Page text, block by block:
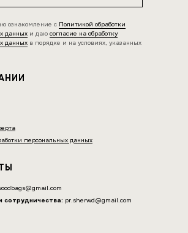
сотрудничества: pr.sherwd@gmail.com
ознакомление с Политикой обработки
данных и даю согласие на обработку
данных в порядке и на условиях, указанных
персональных данных